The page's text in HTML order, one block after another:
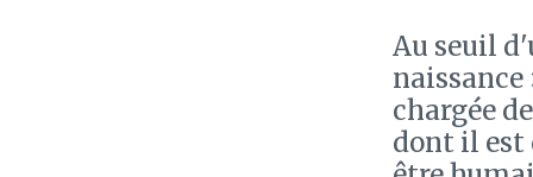
Au seuil
chargée
dont il est